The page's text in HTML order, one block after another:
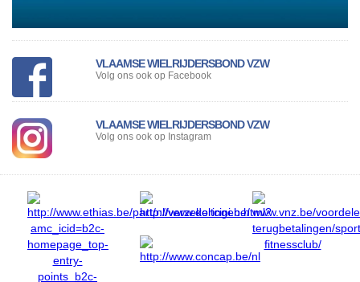
VLAAMSE WIELRIJDERSBOND VZW
Volg ons ook op Facebook
VLAAMSE WIELRIJDERSBOND VZW
Volg ons ook op Instagram